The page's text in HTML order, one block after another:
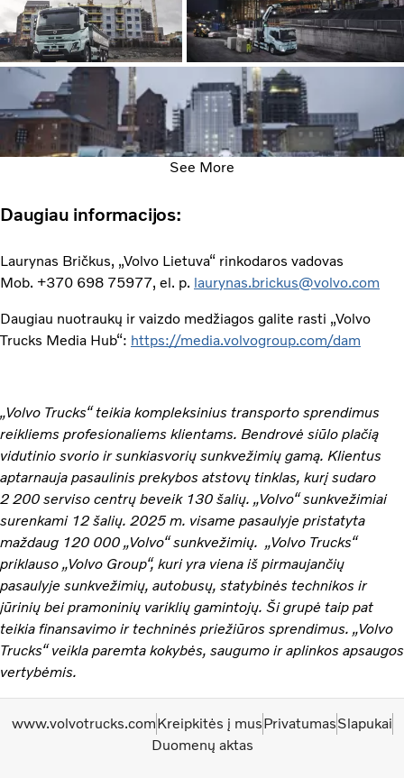
See More
Daugiau informacijos:
Laurynas Bričkus, „Volvo Lietuva“ rinkodaros vadovas
Mob. +370 698 75977, el. p. laurynas.brickus@volvo.com
Daugiau nuotraukų ir vaizdo medžiagos galite rasti „Volvo
Trucks Media Hub“: https://media.volvogroup.com/dam
„Volvo Trucks“ teikia kompleksinius transporto sprendimus
reikliems profesionaliems klientams. Bendrovė siūlo plačią
vidutinio svorio ir sunkiasvorių sunkvežimių gamą. Klientus
aptarnauja pasaulinis prekybos atstovų tinklas, kurį sudaro
2 200 serviso centrų beveik 130 šalių. „Volvo“ sunkvežimiai
surenkami 12 šalių. 2025 m. visame pasaulyje pristatyta
maždaug 120 000 „Volvo“ sunkvežimių. „Volvo Trucks“
priklauso „Volvo Group“, kuri yra viena iš pirmaujančių
pasaulyje sunkvežimių, autobusų, statybinės technikos ir
jūrinių bei pramoninių variklių gamintojų. Ši grupė taip pat
teikia finansavimo ir techninės priežiūros sprendimus. „Volvo
Trucks“ veikla paremta kokybės, saugumo ir aplinkos apsaugos
vertybėmis.
www.volvotrucks.comKreipkitės į musPrivatumasSlapukai
Duomenų aktas